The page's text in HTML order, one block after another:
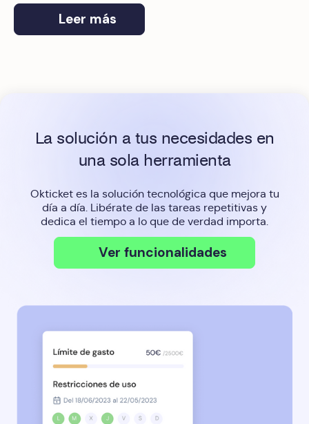
Leer más
La solución a tus necesidades en
una sola herramienta
Okticket es la solución tecnológica que mejora tu
día a día. Libérate de las tareas repetitivas y
dedica el tiempo a lo que de verdad importa.
Ver funcionalidades